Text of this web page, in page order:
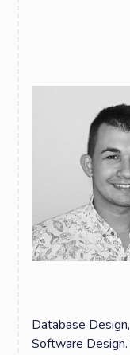
Database
Software Design.